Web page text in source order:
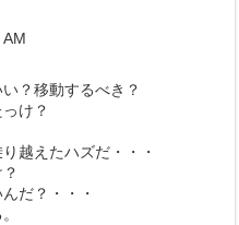
？移動するべき？
け？
越えたハズだ・・・
だ？・・・